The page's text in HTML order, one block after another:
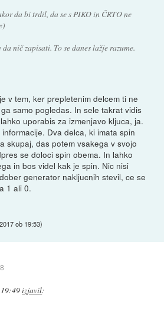
da bi trdil, da se s PIKO in ČRTO ne
nič zapisati. To se danes lažje razume.
v tem, ker prepletenim delcem ti ne
samo pogledas. In sele takrat vidis
uporabis za izmenjavo kljuca, ja.
Dva delca, ki imata spin
skupaj, das potem vsakega v svojo
se doloci spin obema. In lahko
in bos videl kak je spin. Nic nisi
generator nakljucnih stevil, ce se
1 ali 0.
ob 19:53)
izjavil: